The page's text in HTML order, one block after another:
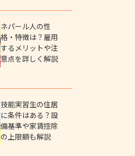
ネパール人の性
格・特徴は？雇用
するメリットや注
意点を詳しく解説
技能実習生の住居
に条件はある？設
備基準や家賃控除
の上限額も解説